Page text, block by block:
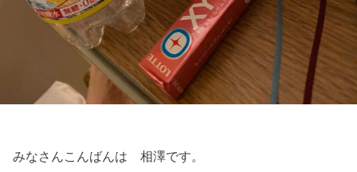
みなさんこんばんは 相澤です。